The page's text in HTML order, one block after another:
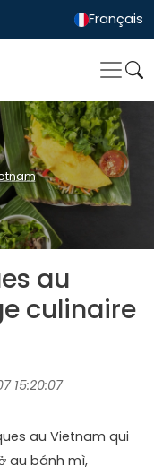
Français
au
culinaire
15:20:07
au Vietnam qui
au bánh mì,